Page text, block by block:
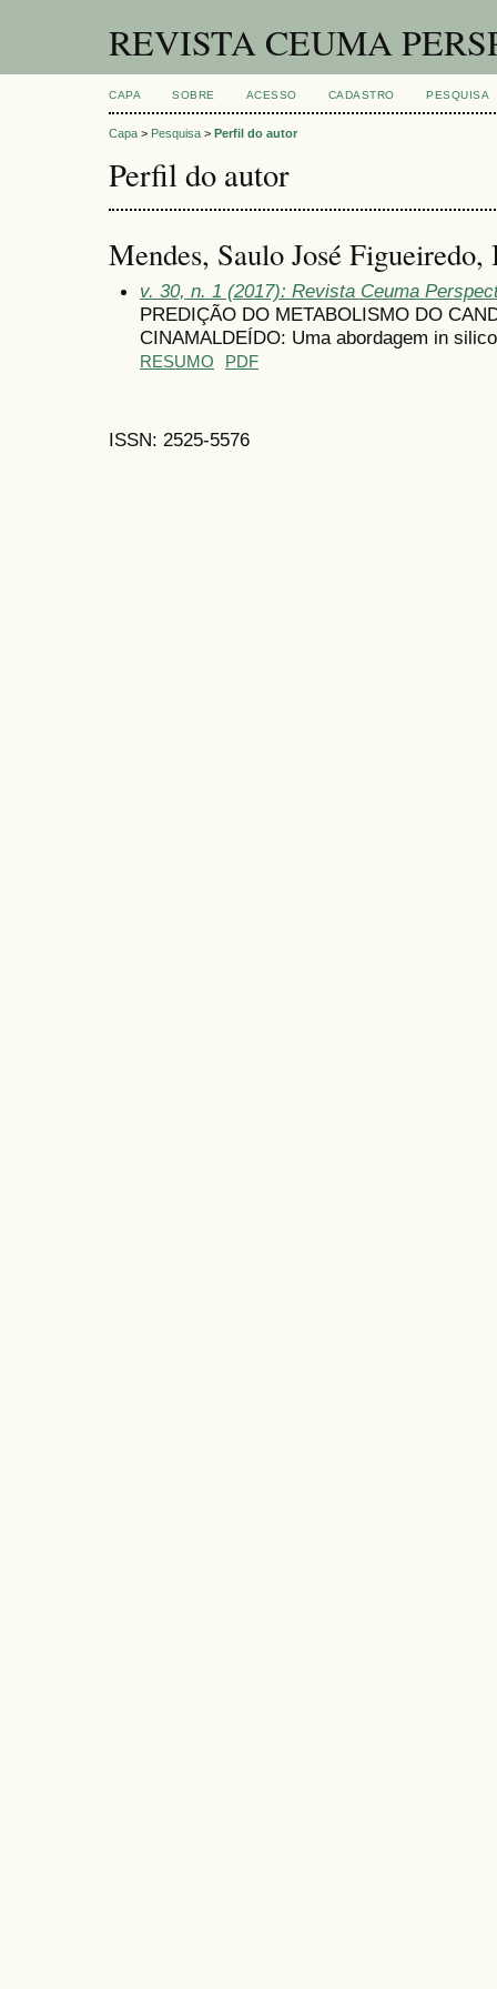
REVISTA CEUMA
CAPA SOBRE ACESSO CADASTRO PESQUISA
Capa > Pesquisa > Perfil do autor
Perfil do autor
Mendes, Saulo José Figueiredo,
v. 30, n. 1 (2017): Revista Ceuma
PREDIÇÃO DO METABOLISMO DO
CINAMALDEÍDO: Uma abordagem in silico
RESUMO PDF
ISSN: 2525-5576